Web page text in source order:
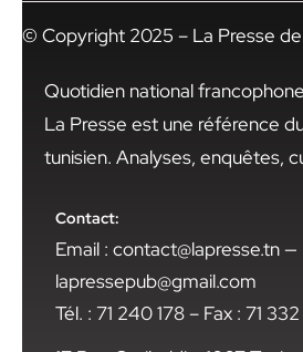
© Copyright 2025 – La Presse de
Quotidien national
La Presse est une référence
tunisien. Analyses, enquêtes,
Contact:
Email : contact@lapresse.tn —
lapressepub@gmail.com
Tél. : 71 240 178 – Fax : 71